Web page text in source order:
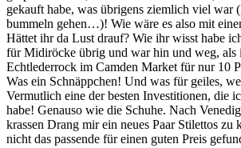
gekauft habe, was übrigens ziemlich viel war
bummeln gehen…)! Wie wäre es also mit
Hättet ihr da Lust drauf? Wie ihr wisst habe
für Midiröcke übrig und war hin und weg, als
Echtlederrock im Camden Market für nur 10
Was ein Schnäppchen! Und was für geiles,
Vermutlich eine der besten Investitionen, die
habe! Genauso wie die Schuhe. Nach
krassen Drang mir ein neues Paar Stilettos zu
nicht das passende für einen guten Preis